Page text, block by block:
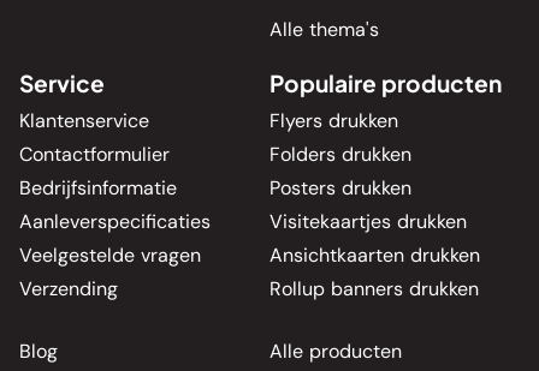
Alle thema's
Service
Klantenservice
Contactformulier
Bedrijfsinformatie
Aanleverspecificaties
Veelgestelde vragen
Verzending
Blog
Populaire producten
Flyers drukken
Folders drukken
Posters drukken
Visitekaartjes drukken
Ansichtkaarten drukken
Rollup banners drukken
Alle producten